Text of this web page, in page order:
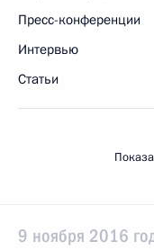
Пресс-конференции
Интервью
Статьи
9 ноября 2016